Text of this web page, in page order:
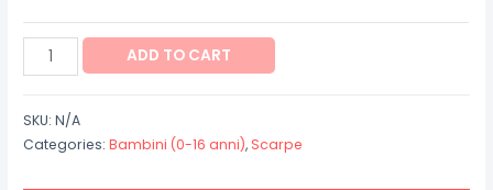
Anfibi
in
quantity
ADD TO CART
SKU:N/A
Categories:Bambini (0-16 anni), Scarpe